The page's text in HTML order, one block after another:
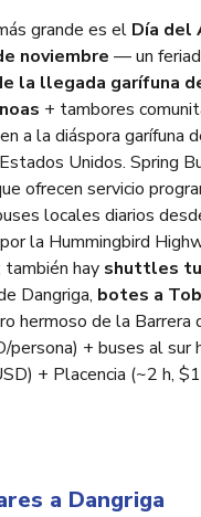
grande es el Día del
noviembre — un
la llegada garífuna
+ tambores
a la diáspora garífuna
Unidos. Spring
ofrecen servicio
locales diarios
la Hummingbird
también hay shuttles
Dangriga, botes a
hermoso de la Barrera
+ buses al sur
+ Placencia (~2 h,
a Dangriga